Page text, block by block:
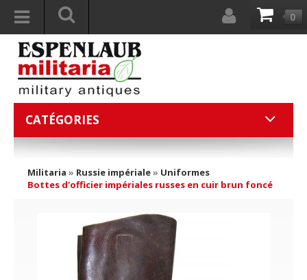
0
CATÉGORIES
Militaria » Russie impériale» Uniformes
Bottes d'officier impériales russes en cuir brun foncé